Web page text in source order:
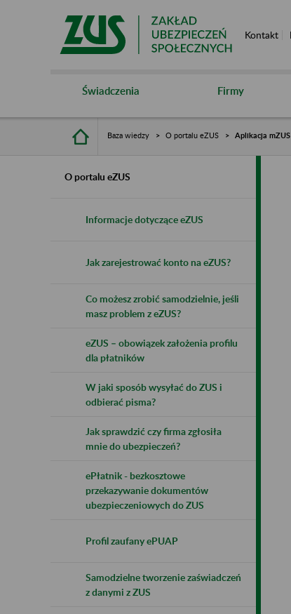
Kontakt
Świadczenia Firmy
Baza wiedzy O portalu eZUS Aplikacja mZUS
O portalu eZUS
Informacje dotyczące eZUS
Jak zarejestrować konto na eZUS?
Co możesz zrobić samodzielnie, jeśli
masz problem z eZUS?
eZUS – obowiązek założenia profilu
dla płatników
W jaki sposób wysyłać do ZUS i
odbierać pisma?
Jak sprawdzić czy firma zgłosiła
mnie do ubezpieczeń?
ePłatnik - bezkosztowe
przekazywanie dokumentów
ubezpieczeniowych do ZUS
Profil zaufany ePUAP
Samodzielne tworzenie zaświadczeń
z danymi z ZUS